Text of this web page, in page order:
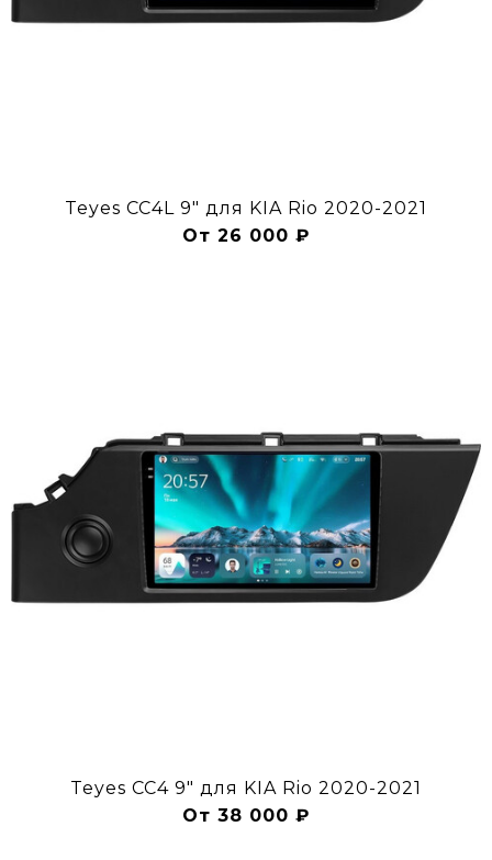
Teyes CC4L 9" для KIA Rio 2020-2021
От 26 000 ₽
Teyes CC4 9" для KIA Rio 2020-2021
От 38 000 ₽